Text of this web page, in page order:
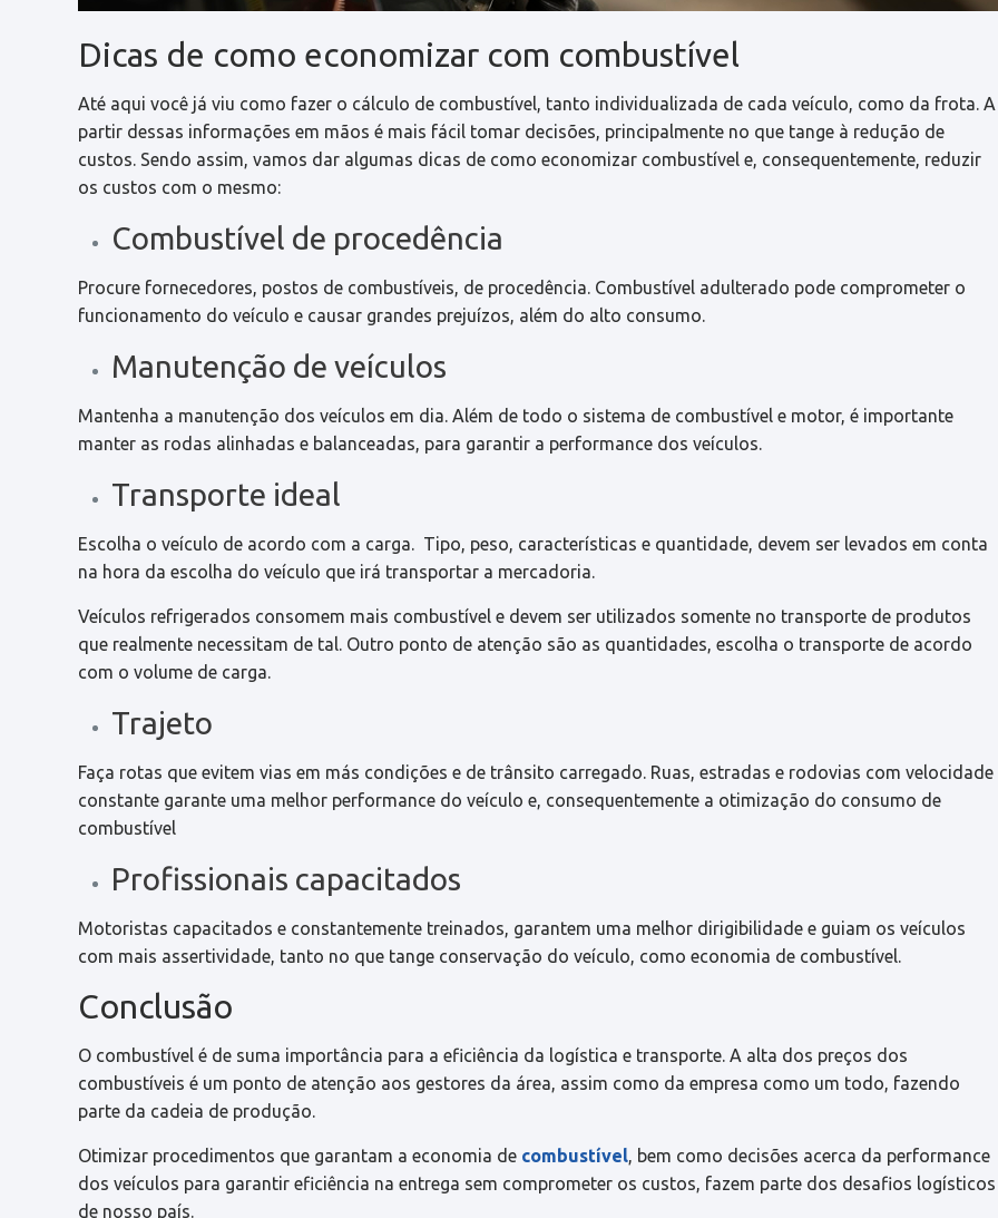
Dicas de como economizar com combustível
Até aqui você já viu como fazer o cálculo de combustível, tanto individualizada de cada veículo, como da frota. A
partir dessas informações em mãos é mais fácil tomar decisões, principalmente no que tange à redução de
custos. Sendo assim, vamos dar algumas dicas de como economizar combustível e, consequentemente, reduzir
os custos com o mesmo:
Combustível de procedência
Procure fornecedores, postos de combustíveis, de procedência. Combustível adulterado pode comprometer o
funcionamento do veículo e causar grandes prejuízos, além do alto consumo.
Manutenção de veículos
Mantenha a manutenção dos veículos em dia. Além de todo o sistema de combustível e motor, é importante
manter as rodas alinhadas e balanceadas, para garantir a performance dos veículos.
Transporte ideal
Escolha o veículo de acordo com a carga. Tipo, peso, características e quantidade, devem ser levados em conta
na hora da escolha do veículo que irá transportar a mercadoria.
Veículos refrigerados consomem mais combustível e devem ser utilizados somente no transporte de produtos
que realmente necessitam de tal. Outro ponto de atenção são as quantidades, escolha o transporte de acordo
com o volume de carga.
Trajeto
Faça rotas que evitem vias em más condições e de trânsito carregado. Ruas, estradas e rodovias com velocidade
constante garante uma melhor performance do veículo e, consequentemente a otimização do consumo de
combustível
Profissionais capacitados
Motoristas capacitados e constantemente treinados, garantem uma melhor dirigibilidade e guiam os veículos
com mais assertividade, tanto no que tange conservação do veículo, como economia de combustível.
Conclusão
O combustível é de suma importância para a eficiência da logística e transporte. A alta dos preços dos
combustíveis é um ponto de atenção aos gestores da área, assim como da empresa como um todo, fazendo
parte da cadeia de produção.
Otimizar procedimentos que garantam a economia de combustível, bem como decisões acerca da performance
dos veículos para garantir eficiência na entrega sem comprometer os custos, fazem parte dos desafios logísticos
de nosso país.